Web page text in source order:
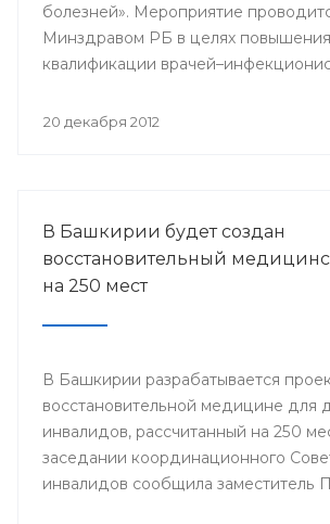
болезней». Мероприятие
Минздравом РБ в целях повышения
квалификации
врачей станций скорой
20 декабря 2012
В Башкирии будет создан
восстановительный
на 250 мест
В Башкирии разрабатывается
восстановительной медицине для
инвалидов, рассчитанный на 250
заседании координационного
инвалидов сообщила заместитель